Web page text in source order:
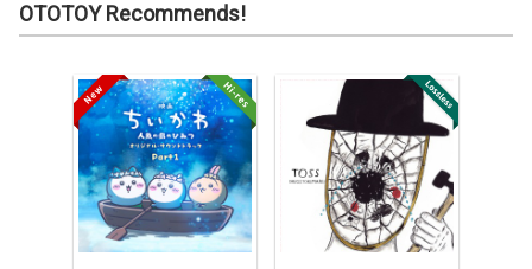
OTOTOY Recommends!